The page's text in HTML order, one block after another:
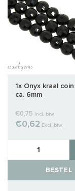
1x Onyx kraal
ca. 6mm
€0,75 Incl. btw
€0,62 Excl. btw
BESTEL